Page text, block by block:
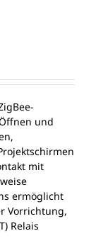
und
mit
ermöglicht
Vorrichtung,
Relais